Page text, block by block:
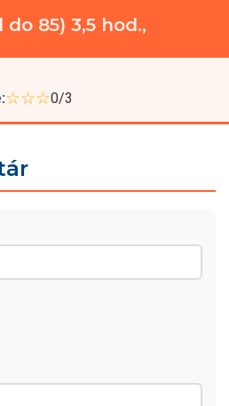
do 85) 3,5 hod.,
☆☆☆0/3